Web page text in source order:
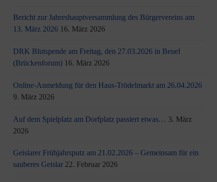
Bericht zur Jahreshauptversammlung des Bürgervereins am
13. März 2026 16. März 2026
DRK Blutspende am Freitag, den 27.03.2026 in Beuel
(Brückenforum) 16. März 2026
Online-Anmeldung für den Haus-Trödelmarkt am 26.04.2026
9. März 2026
Auf dem Spielplatz am Dorfplatz passiert etwas… 3. März
2026
Geislarer Frühjahrsputz am 21.02.2026 – Gemeinsam für ein
sauberes Geislar 22. Februar 2026